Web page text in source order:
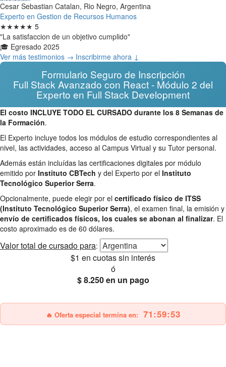
Cesar Sebastian Catalan, Rio Negro, Argentina
Experto en Gestion de Recursos Humanos
★★★★★ 5
"La satisfaccion de un objetivo cumplido"
🎓 Egresado 2025
Ver más testimonios → Inscribirme ahora ↓
Formulario Seguro de Inscripción
Full Stack Avanzado con React - Módulo 2 del
Experto en Full Stack Development
El costo INCLUYE TODO EL CURSADO durante los 8 Semanas de
la Formación.
El Experto incluye todos los módulos de estudio correspondientes al
nivel, las actividades, acceso al Campus Virtual y su Tutor personal.
Además están incluídas las certificaciones digitales por módulo
emitido por Instituto CBTech y del Experto por el Instituto
Tecnológico Superior Serra.
Opcionalmente, puede elegir por el certificado físico de ITSS
(Instituto Tecnológico Superior Serra), el examen final, la emisión y
envío de certificados físicos, los cuales se abonan al finalizar. El
costo aproximado es de 60 dólares.
Valor total de cursado para:
$1 en cuotas sin interés
ó
$ 8.250en un pago
🔥 Oferta especial termina en: 71:59:51